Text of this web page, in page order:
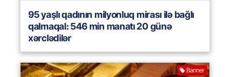
95 yaşlı qadının milyonluq mirası ilə bağlı
qalmaqal: 546 min manatı 20 günə
xərclədilər
Banner